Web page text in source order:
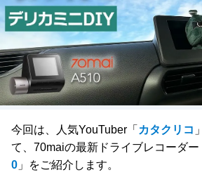
今回は、人気YouTuber「 カタクリコ
て、70maiの最新ドライブレコーダー
0 」をご紹介します。